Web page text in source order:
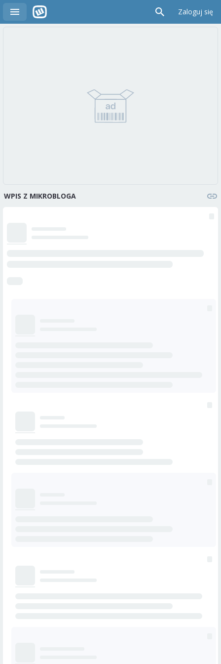
Zaloguj się
WPIS Z MIKROBLOGA